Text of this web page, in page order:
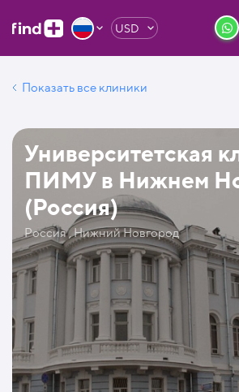
USD
Показать все клиники
Университетская
ПИМУ в Нижнем
(Россия)
Россия , Нижний Новгород